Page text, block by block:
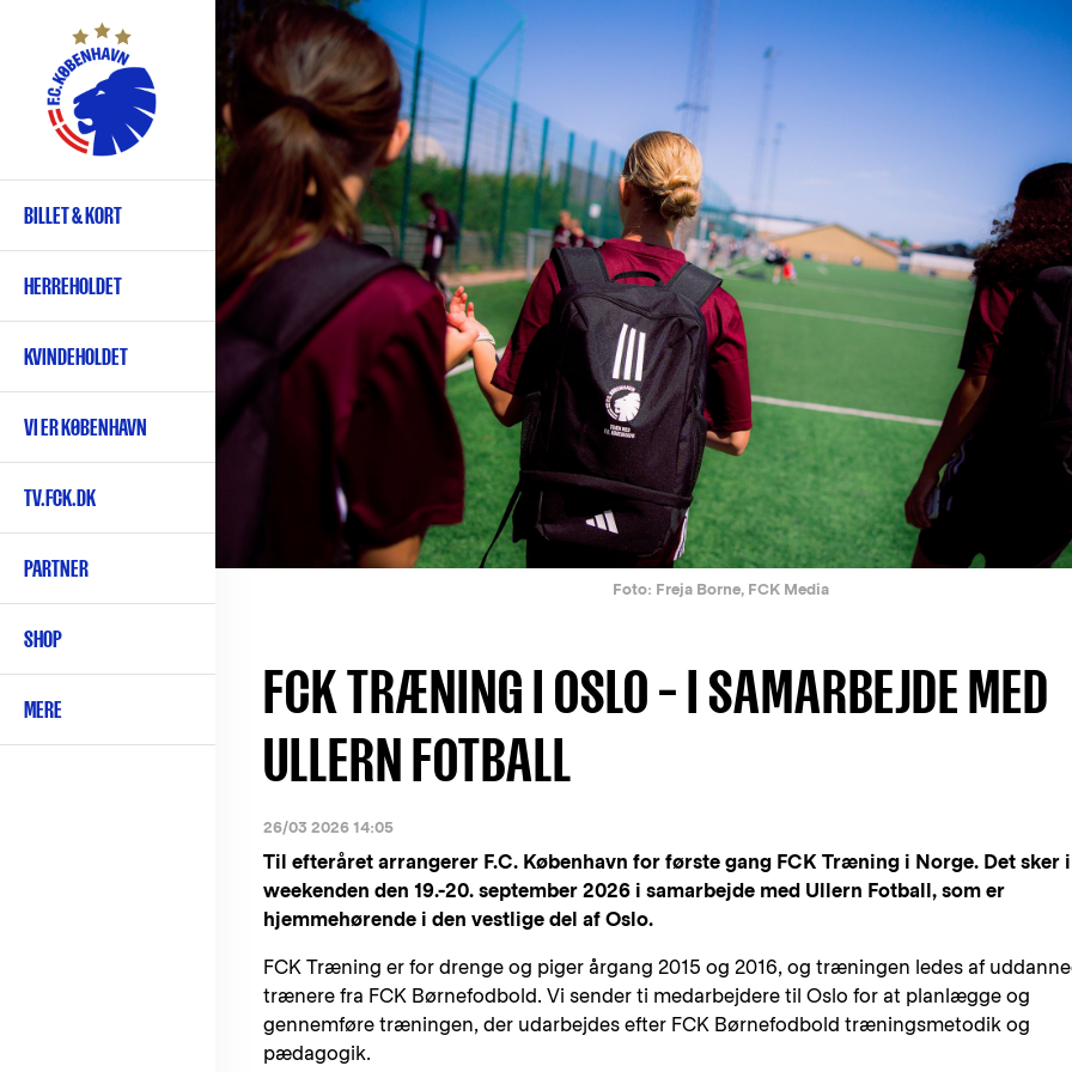
hovedindhold
Primær
navigation
BILLET & KORT
HERREHOLDET
KVINDEHOLDET
VI ER KØBENHAVN
TV.FCK.DK
PARTNER
SHOP
MERE
Foto: Freja Borne, FCK Media
FCK TRÆNING I OSLO – I SAMARBEJDE MED
ULLERN FOTBALL
26/03 2026 14:05
Til efteråret arrangerer F.C. København for første gang FCK Træning i Norge. Det sker i
weekenden den 19.-20. september 2026 i samarbejde med Ullern Fotball, som er
hjemmehørende i den vestlige del af Oslo.
FCK Træning er for drenge og piger årgang 2015 og 2016, og træningen ledes af
trænere fra FCK Børnefodbold. Vi sender ti medarbejdere til Oslo for at planlægge og
gennemføre træningen, der udarbejdes efter FCK Børnefodbold træningsmetodik og
pædagogik.